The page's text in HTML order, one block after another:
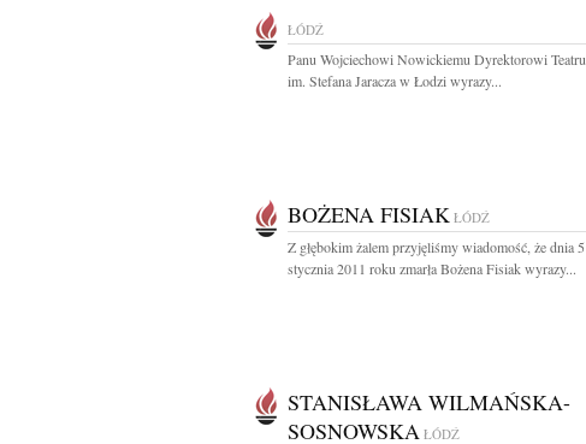
ŁÓDŹ
Panu Wojciechowi Nowickiemu Dyrektorowi Teatru
im. Stefana Jaracza w Łodzi wyrazy...
BOŻENA FISIAK ŁÓDŹ
Z głębokim żalem przyjęliśmy wiadomość, że dnia 5
stycznia 2011 roku zmarła Bożena Fisiak wyrazy...
STANISŁAWA WILMAŃSKA-
SOSNOWSKA ŁÓDŹ